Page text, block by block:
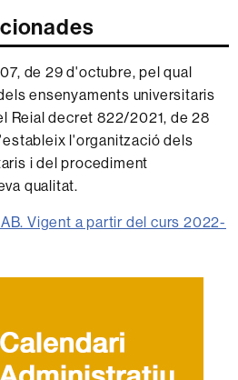
de 29 d'octubre, pel qual
ensenyaments universitaris
Reial decret 822/2021, de 28
l'organització dels
i del procediment
qualitat.
Vigent a partir del curs 2022-